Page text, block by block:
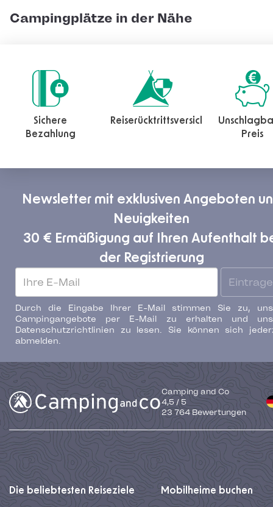
Campingplätze in der Nähe
Sichere
Bezahlung
Reiserücktrittsversicherung
Preis
Newsletter mit exklusiven Angeboten
Neuigkeiten
30 € Ermäßigung auf Ihren Aufenthalt
der Registrierung
Durch die Eingabe Ihrer E-Mail stimmen Sie zu,
Campingangebote per E-Mail zu erhalten und
Datenschutzrichtlinien zu lesen. Sie können sich
abmelden.
Camping and Co
4,5 / 5
23 764Bewertungen
Die beliebtesten Reiseziele Mobilheime buchen